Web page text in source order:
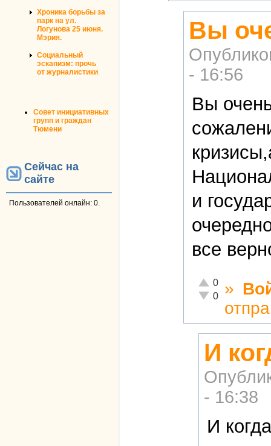
Хроника борьбы за
парк на ул.
Логунова 25 июня.
Мэрия.
Социальный
эскапизм: прочь
от журналистики
Совет инициативных
групп и граждан
Тюмени
Сейчас на
сайте
Пользователей онлайн: 0.
Вы
- 16:56
Вы
и
все
Отлично!
0
Неадекватно!
0 »
И
- 16:38
И